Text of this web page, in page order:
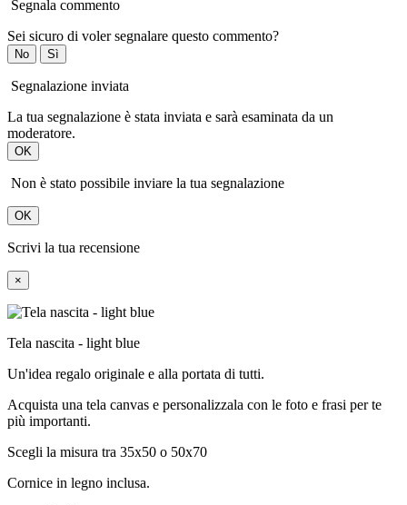
Segnala commento
Sei sicuro di voler segnalare questo commento?
No Sì
Segnalazione inviata
La tua segnalazione è stata inviata e sarà esaminata da un
moderatore.
OK
Non è stato possibile inviare la tua segnalazione
OK
Scrivi la tua recensione
×
Tela nascita - light blue
Un'idea regalo originale e alla portata di tutti.
Acquista una tela canvas e personalizzala con le foto e frasi per te
più importanti.
Scegli la misura tra 35x50 o 50x70
Cornice in legno inclusa.